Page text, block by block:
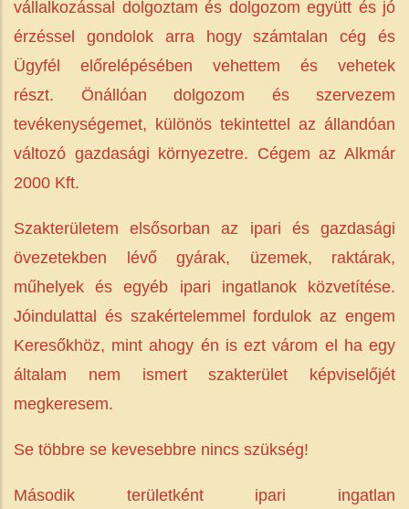
vállalkozással dolgoztam és dolgozom együtt és jó
érzéssel gondolok arra hogy számtalan cég és
Ügyfél előrelépésében vehettem és vehetek
részt. Önállóan dolgozom és szervezem
tevékenységemet, különös tekintettel az állandóan
változó gazdasági környezetre. Cégem az Alkmár
2000 Kft.
Szakterületem elsősorban az ipari és gazdasági
övezetekben lévő gyárak, üzemek, raktárak,
műhelyek és egyéb ipari ingatlanok közvetítése.
Jóindulattal és szakértelemmel fordulok az engem
Keresőkhöz, mint ahogy én is ezt várom el ha egy
általam nem ismert szakterület képviselőjét
megkeresem.
Se többre se kevesebbre nincs szükség!
Második területként ipari ingatlan